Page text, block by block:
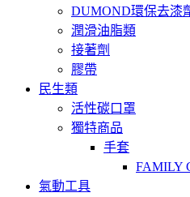
DUMOND環保去漆
潤滑油脂類
接著劑
膠帶
民生類
活性碳口罩
獨特商品
手套
FAMILY
氣動工具